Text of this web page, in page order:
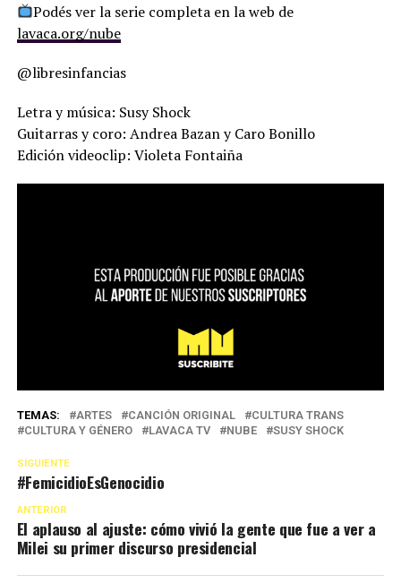
Podés ver la serie completa en la web de
lavaca.org/nube
@libresinfancias
Letra y música: Susy Shock
Guitarras y coro: Andrea Bazan y Caro Bonillo
Edición videoclip: Violeta Fontaiña
TEMAS: ARTES CANCIÓN ORIGINAL
CULTURA TRANS
CULTURA Y GÉNERO
LAVACA TV NUBE SUSY SHOCK
SIGUIENTE
#FemicidioEsGenocidio
ANTERIOR
El aplauso al ajuste: cómo vivió la gente que fue a ver a
Milei su primer discurso presidencial